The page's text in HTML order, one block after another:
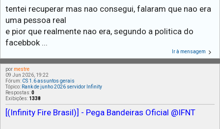
tentei recuperar mas nao consegui, falaram que nao era
uma pessoa real
e pior que realmente nao era, segundo a politica do
facebbok ...
Ir à mensagem
por mestre
09 Jun 2026, 19:22
Fórum: CS 1.6 assuntos gerais
Tópico: Rank de junho 2026 servidor Infinity
Respostas:0
Exibições: 1338
[(Infinity Fire Brasil)] - Pega Bandeiras Oficial @IFNT